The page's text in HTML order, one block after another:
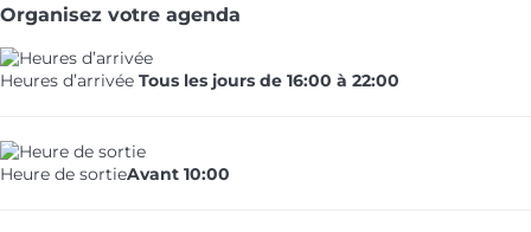
Organisez votre agenda
Heures d’arrivée Tous les jours de 16:00 à 22:00
Heure de sortieAvant 10:00